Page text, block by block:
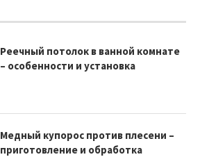
Реечный потолок в ванной комнате
– особенности и установка
Медный купорос против плесени –
приготовление и обработка